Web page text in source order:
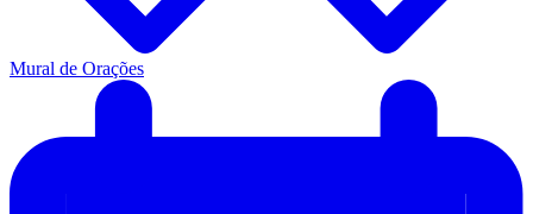
Mural de Orações